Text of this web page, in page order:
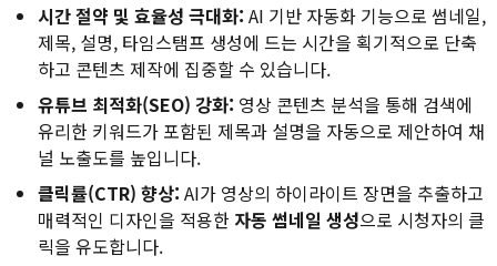
시간 절약 및 효율성 극대화: AI 기반 자동화 기능으로 썸네일,
제목, 설명, 타임스탬프 생성에 드는 시간을 획기적으로 단축
하고 콘텐츠 제작에 집중할 수 있습니다.
유튜브 최적화(SEO) 강화: 영상 콘텐츠 분석을 통해 검색에
유리한 키워드가 포함된 제목과 설명을 자동으로 제안하여 채
널 노출도를 높입니다.
클릭률(CTR) 향상: AI가 영상의 하이라이트 장면을 추출하고
매력적인 디자인을 적용한 자동 썸네일 생성으로 시청자의 클
릭을 유도합니다.